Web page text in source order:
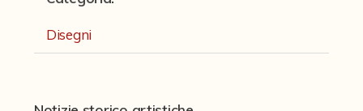
Disegni